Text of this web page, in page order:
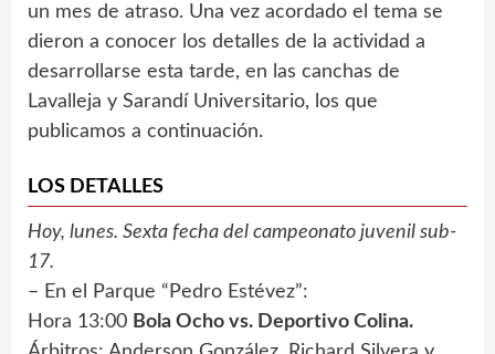
un mes de atraso. Una vez acordado el tema se
dieron a conocer los detalles de la actividad a
desarrollarse esta tarde, en las canchas de
Lavalleja y Sarandí Universitario, los que
publicamos a continuación.
LOS DETALLES
Hoy, lunes. Sexta fecha del campeonato juvenil sub-
17.
– En el Parque “Pedro Estévez”:
Hora 13:00 Bola Ocho vs. Deportivo Colina.